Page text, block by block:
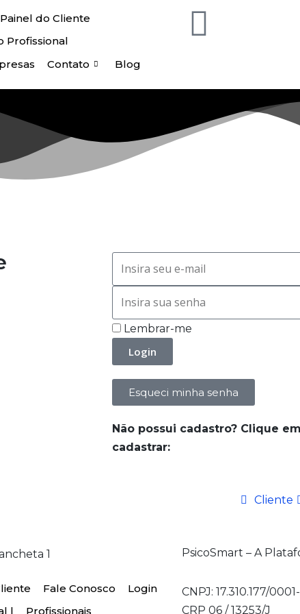
Painel do Cliente
Profissional
Contato Blog
Lembrar-me
Login
Esqueci minha senha
Não possui cadastro? Clique
cadastrar:
Cliente
Fale Conosco
Login
| Profissionais
PsicoSmart – A
CNPJ: 17.310.177/
CRP 06 / 13253/J